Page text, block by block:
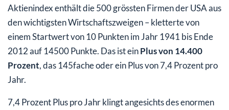
Aktienindex enthält die 500 grössten Firmen der USA aus
den wichtigsten Wirtschaftszweigen – kletterte von
einem Startwert von 10 Punkten im Jahr 1941 bis Ende
2012 auf 14500 Punkte. Das ist einPlus von 14.400
Prozent, das 145fache oder ein Plus von 7,4 Prozent pro
Jahr.
7,4 Prozent Plus pro Jahr klingt angesichts des enormen